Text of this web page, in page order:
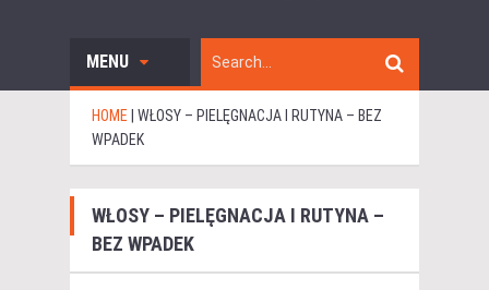
MENU
HOME
WŁOSY – PIELĘGNACJA I RUTYNA – BEZ
WPADEK
WŁOSY – PIELĘGNACJA I RUTYNA –
BEZ WPADEK